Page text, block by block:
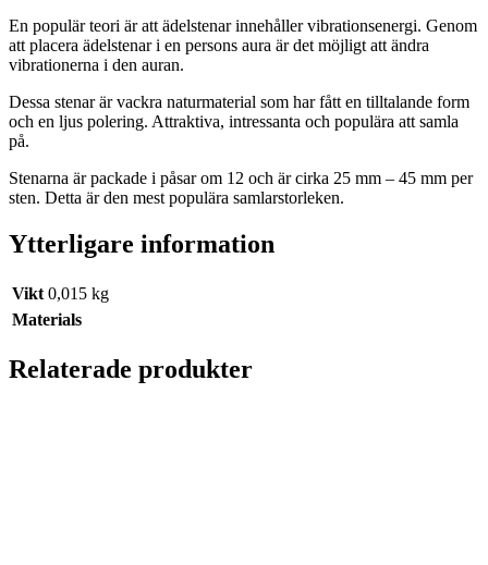
En populär teori är att ädelstenar innehåller vibrationsenergi. Genom
att placera ädelstenar i en persons aura är det möjligt att ändra
vibrationerna i den auran.
Dessa stenar är vackra naturmaterial som har fått en tilltalande form
och en ljus polering. Attraktiva, intressanta och populära att samla
på.
Stenarna är packade i påsar om 12 och är cirka 25 mm – 45 mm per
sten. Detta är den mest populära samlarstorleken.
Ytterligare information
Vikt 0,015 kg
Materials
Relaterade produkter